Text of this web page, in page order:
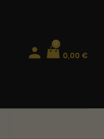
0
0,00 €